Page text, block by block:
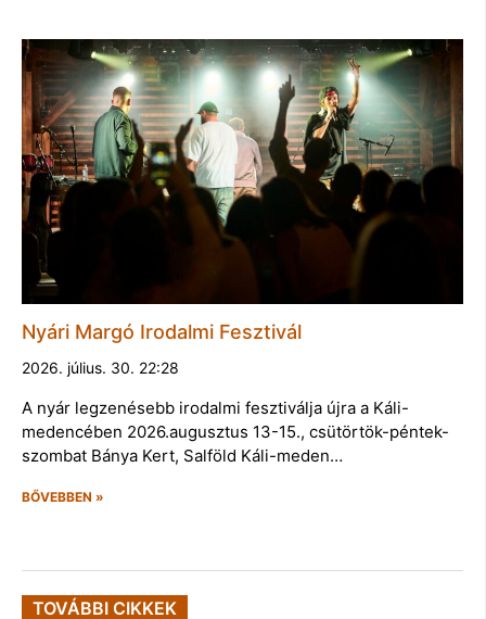
Nyári Margó Irodalmi Fesztivál
2026. július. 30. 22:28
A nyár legzenésebb irodalmi fesztiválja újra a Káli-
medencében 2026.augusztus 13-15., csütörtök-péntek-
szombat Bánya Kert, Salföld Káli-meden…
BŐVEBBEN »
TOVÁBBI CIKKEK